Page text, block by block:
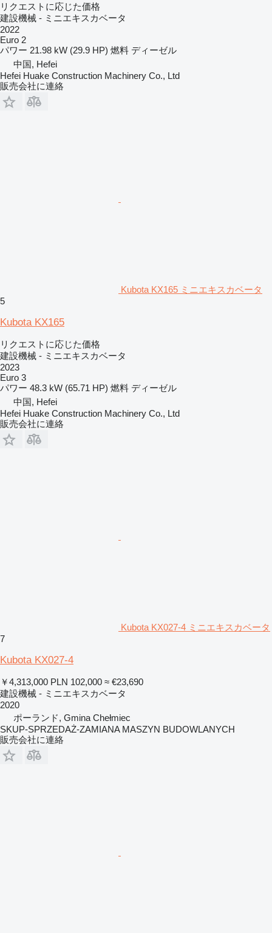
リクエストに応じた価格
建設機械 - ミニエキスカベータ
2022
Euro 2
パワー 21.98 kW (29.9 HP) 燃料 ディーゼル
中国, Hefei
Hefei Huake Construction Machinery Co., Ltd
販売会社に連絡
Kubota KX165 ミニエキスカベータ
5
Kubota KX165
リクエストに応じた価格
建設機械 - ミニエキスカベータ
2023
Euro 3
パワー 48.3 kW (65.71 HP) 燃料 ディーゼル
中国, Hefei
Hefei Huake Construction Machinery Co., Ltd
販売会社に連絡
Kubota KX027-4 ミニエキスカベータ
7
Kubota KX027-4
￥4,313,000 PLN 102,000 ≈ €23,690
建設機械 - ミニエキスカベータ
2020
ポーランド, Gmina Chełmiec
SKUP-SPRZEDAŻ-ZAMIANA MASZYN BUDOWLANYCH
販売会社に連絡